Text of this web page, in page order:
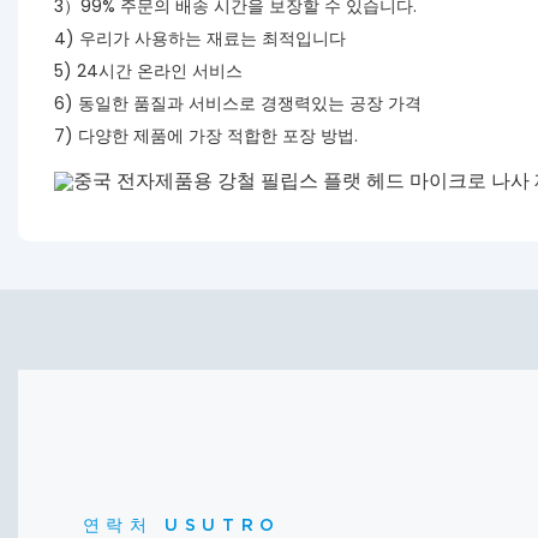
3）99% 주문의 배송 시간을 보장할 수 있습니다.
4) 우리가 사용하는 재료는 최적입니다
5) 24시간 온라인 서비스
6) 동일한 품질과 서비스로 경쟁력있는 공장 가격
7) 다양한 제품에 가장 적합한 포장 방법.
연락처 USUTRO